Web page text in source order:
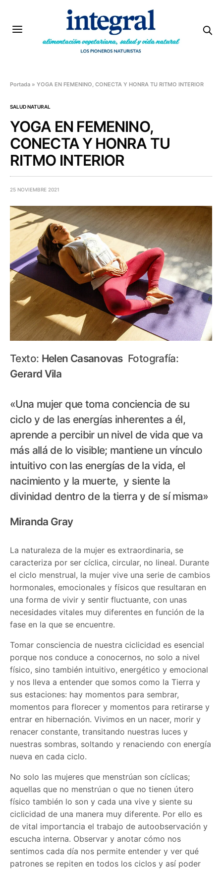
Portada »YOGA EN FEMENINO, CONECTA Y HONRA TU RITMO INTERIOR
SALUD NATURAL
YOGA EN FEMENINO,
CONECTA Y HONRA TU
RITMO INTERIOR
25 NOVIEMBRE 2021
Texto: Helen CasanovasFotografía:
Gerard Vila
«Una mujer que toma conciencia de su
ciclo y de las energías inherentes a él,
aprende a percibir un nivel de vida que va
más allá de lo visible; mantiene un vínculo
intuitivo con las energías de la vida, el
nacimiento y la muerte, y siente la
divinidad dentro de la tierra y de sí misma»
Miranda Gray
La naturaleza de la mujer es extraordinaria, se
caracteriza por ser cíclica, circular, no lineal. Durante
el ciclo menstrual, la mujer vive una serie de cambios
hormonales, emocionales y físicos que resultaran en
una forma de vivir y sentir fluctuante, con unas
necesidades vitales muy diferentes en función de la
fase en la que se encuentre.
Tomar consciencia de nuestra ciclicidad es esencial
porque nos conduce a conocernos, no solo a nivel
físico, sino también intuitivo, energético y emocional
y nos lleva a entender que somos como la Tierra y
sus estaciones: hay momentos para sembrar,
momentos para florecer y momentos para retirarse y
entrar en hibernación. Vivimos en un nacer, morir y
renacer constante, transitando nuestras luces y
nuestras sombras, soltando y renaciendo con energía
nueva en cada ciclo.
No solo las mujeres que menstrúan son cíclicas;
aquellas que no menstrúan o que no tienen útero
físico también lo son y cada una vive y siente su
ciclicidad de una manera muy diferente. Por ello es
de vital importancia el trabajo de autoobservación y
escucha interna. Observar y anotar cómo nos
sentimos cada día nos permite entender y ver qué
patrones se repiten en todos los ciclos y así poder